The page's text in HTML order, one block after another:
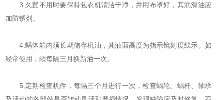
3.久置不用时要保持包衣机清洁干净，并用布罩好，其润滑油应
加防锈剂。
4.蜗体箱内须长期储存机油，其油面高度为指示镜刻度线示。如
经常使用，须每隔三月换新油一次。
5.定期检查机件，每隔三个月进行一次，检查蜗轮、蜗杆、轴承